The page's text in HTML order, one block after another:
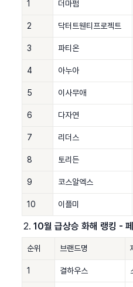
1 더마펌
2 닥터트웬티프로젝트
3 파티온
4 아누아
5 이사무애
6 다자연
7 리더스
8 토리든
9 코스알엑스
10 이플미
10월 급상승 화해 랭킹 -
순위 브랜드명
1 결하우스